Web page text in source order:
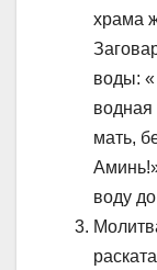
храма
воды: «
водная
мать,
воду